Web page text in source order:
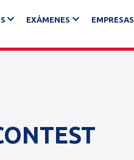
EXÁMENES EMPRESAS